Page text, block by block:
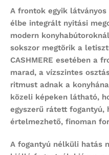
A frontok egyik
élbe integrált nyitási
modern
sokszor megtörik a
CASHMERE esetében a
marad, a vízszintes
ritmust adnak a
közeli képeken látható,
egyszerű rátett fogantyú,
értelmezhető, finoman
A fogantyú nélküli hatás